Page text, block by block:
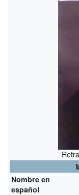
Nombre en
español